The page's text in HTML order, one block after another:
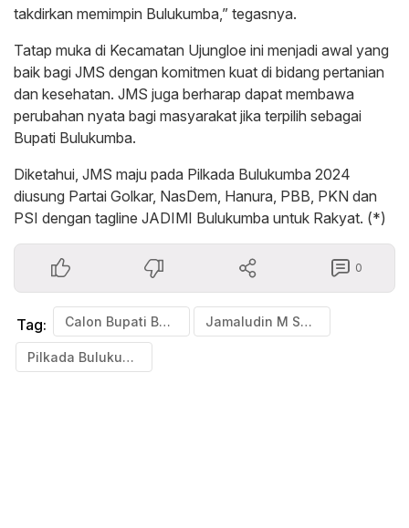
takdirkan memimpin Bulukumba,” tegasnya.
Tatap muka di Kecamatan Ujungloe ini menjadi awal yang
baik bagi JMS dengan komitmen kuat di bidang pertanian
dan kesehatan. JMS juga berharap dapat membawa
perubahan nyata bagi masyarakat jika terpilih sebagai
Bupati Bulukumba.
Diketahui, JMS maju pada Pilkada Bulukumba 2024
diusung Partai Golkar, NasDem, Hanura, PBB, PKN dan
PSI dengan tagline JADIMI Bulukumba untuk Rakyat. (*)
0
Tag: Calon Bupati Bulukumba Jamaludin M Syamsir
Pilkada Bulukumba 2024